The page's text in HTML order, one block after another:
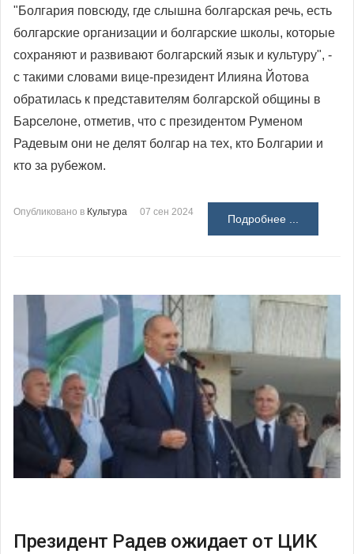
"Болгария повсюду, где слышна болгарская речь, есть
болгарские организации и болгарские школы, которые
сохраняют и развивают болгарский язык и культуру", -
с такими словами вице-президент Илияна Йотова
обратилась к представителям болгарской общины в
Барселоне, отметив, что с президентом Руменом
Радевым они не делят болгар на тех, кто Болгарии и
кто за рубежом.
Опубликовано в Культура 07 сен 2024
Подробнее ...
Президент Радев ожидает от ЦИК